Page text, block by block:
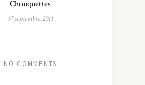
Chouquettes
17 septembre 2011
NO COMMENTS